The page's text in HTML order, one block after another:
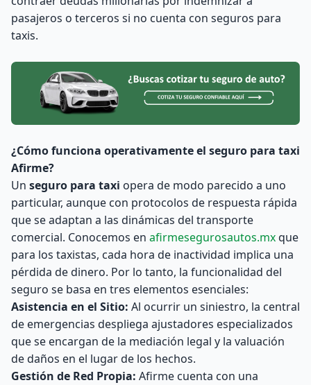
pasajeros o terceros si no cuenta con seguros para
taxis.
¿Cómo funciona operativamente el seguro para taxi
Afirme?
Un seguro para taxi opera de modo parecido a uno
particular, aunque con protocolos de respuesta rápida
que se adaptan a las dinámicas del transporte
comercial. Conocemos en afirmesegurosautos.mxque
para los taxistas, cada hora de inactividad implica una
pérdida de dinero. Por lo tanto, la funcionalidad del
seguro se basa en tres elementos esenciales:
Asistencia en el Sitio: Al ocurrir un siniestro, la central
de emergencias despliega ajustadores especializados
que se encargan de la mediación legal y la valuación
de daños en el lugar de los hechos.
Gestión de Red Propia: Afirme cuenta con una